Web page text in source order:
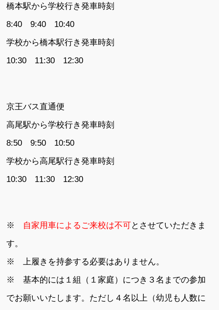
橋本駅から学校行き発車時刻
8:40 9:40 10:40
学校から橋本駅行き発車時刻
10:30 11:30 12:30
京王バス直通便
高尾駅から学校行き発車時刻
8:50 9:50 10:50
学校から高尾駅行き発車時刻
10:30 11:30 12:30
※ 自家用車によるご来校は不可とさせていただきま
す。
※ 上履きを持参する必要はありません。
※ 基本的には１組（１家庭）につき３名までの参加
でお願いいたします。ただし４名以上（幼児も人数に